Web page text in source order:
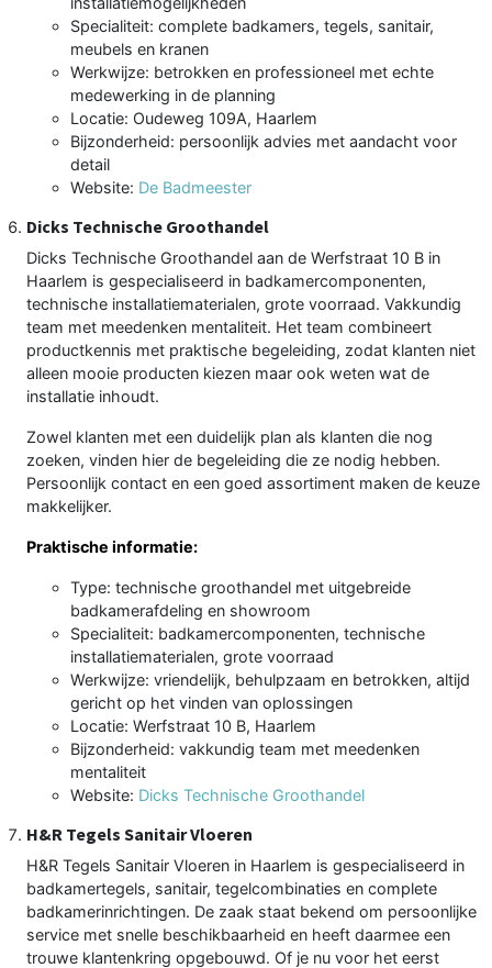
Specialiteit: complete badkamers, tegels, sanitair,
meubels en kranen
Werkwijze: betrokken en professioneel met echte
medewerking in de planning
Locatie: Oudeweg 109A, Haarlem
Bijzonderheid: persoonlijk advies met aandacht voor
detail
Website: De Badmeester
Dicks Technische Groothandel
Dicks Technische Groothandel aan de Werfstraat 10 B in
Haarlem is gespecialiseerd in badkamercomponenten,
technische installatiematerialen, grote voorraad. Vakkundig
team met meedenken mentaliteit. Het team combineert
productkennis met praktische begeleiding, zodat klanten niet
alleen mooie producten kiezen maar ook weten wat de
installatie inhoudt.
Zowel klanten met een duidelijk plan als klanten die nog
zoeken, vinden hier de begeleiding die ze nodig hebben.
Persoonlijk contact en een goed assortiment maken de keuze
makkelijker.
Praktische informatie:
Type: technische groothandel met uitgebreide
badkamerafdeling en showroom
Specialiteit: badkamercomponenten, technische
installatiematerialen, grote voorraad
Werkwijze: vriendelijk, behulpzaam en betrokken, altijd
gericht op het vinden van oplossingen
Locatie: Werfstraat 10 B, Haarlem
Bijzonderheid: vakkundig team met meedenken
mentaliteit
Website: Dicks Technische Groothandel
H&R Tegels Sanitair Vloeren
H&R Tegels Sanitair Vloeren in Haarlem is gespecialiseerd in
badkamertegels, sanitair, tegelcombinaties en complete
badkamerinrichtingen. De zaak staat bekend om persoonlijke
service met snelle beschikbaarheid en heeft daarmee een
trouwe klantenkring opgebouwd. Of je nu voor het eerst